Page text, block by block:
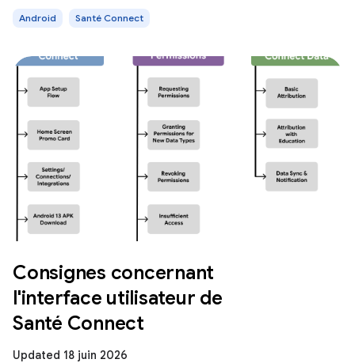
Android Santé Connect
Consignes concernant
l'interface utilisateur de
Santé Connect
Updated 18 juin 2026